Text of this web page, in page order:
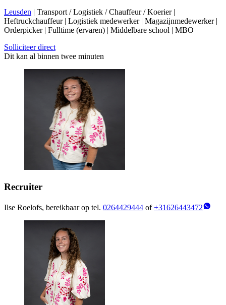
Leusden | Transport / Logistiek / Chauffeur / Koerier |
Heftruckchauffeur | Logistiek medewerker | Magazijnmedewerker |
Orderpicker | Fulltime (ervaren) | Middelbare school | MBO
Solliciteer direct
Dit kan al binnen twee minuten
Recruiter
Ilse Roelofs, bereikbaar op tel. 0264429444 of+31626443472